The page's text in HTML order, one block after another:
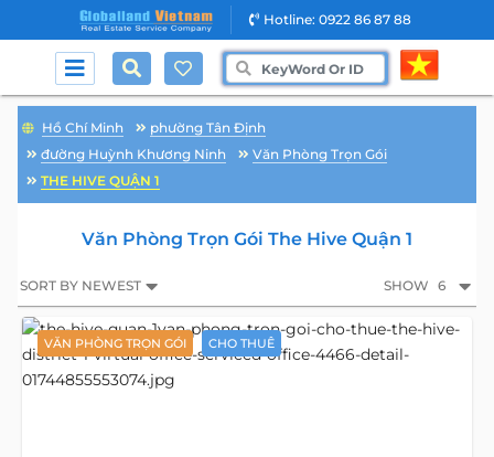
Hotline: 0922 86 87 88
Hồ Chí Minh
phường Tân Định
đường Huỳnh Khương Ninh
Văn Phòng Trọn Gói
THE HIVE QUẬN 1
Văn Phòng Trọn Gói The Hive Quận 1
SORT BY NEWEST SHOW 6
VĂN PHÒNG TRỌN GÓI CHO THUÊ